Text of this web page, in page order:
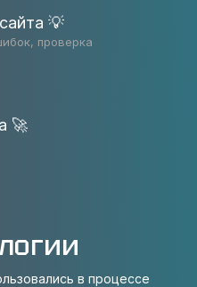
💡
проверка
🚀
в процессе